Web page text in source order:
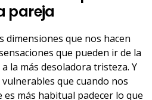
pareja
dimensiones que nos hacen
que pueden ir de la
la más desoladora tristeza. Y
que cuando nos
más habitual padecer lo que